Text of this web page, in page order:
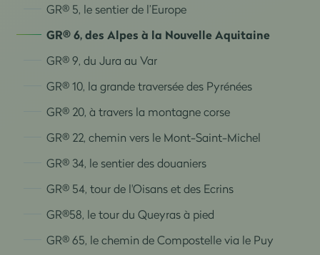
GR® 5, le sentier de l’Europe
GR® 6, des Alpes à la Nouvelle Aquitaine
GR® 9, du Jura au Var
GR® 10, la grande traversée des Pyrénées
GR® 20, à travers la montagne corse
GR® 22, chemin vers le Mont-Saint-Michel
GR® 34, le sentier des douaniers
GR® 54, tour de l'Oisans et des Ecrins
GR®58, le tour du Queyras à pied
GR® 65, le chemin de Compostelle via le Puy